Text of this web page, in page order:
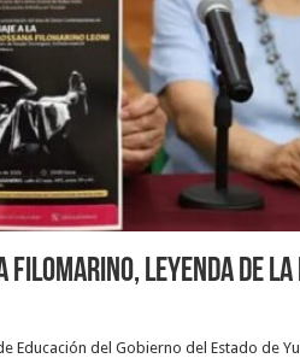
Filomarino, leyenda de la
Educación del Gobierno del Estado de